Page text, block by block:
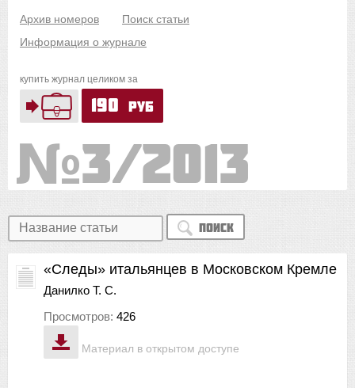
Архив номеров
Поиск статьи
Информация о журнале
купить журнал целиком за
190 руб
3/2013
Поиск
Материал в открытом доступе
«Следы» итальянцев в Московском Кремле
Данилко Т. С.
Просмотров: 426